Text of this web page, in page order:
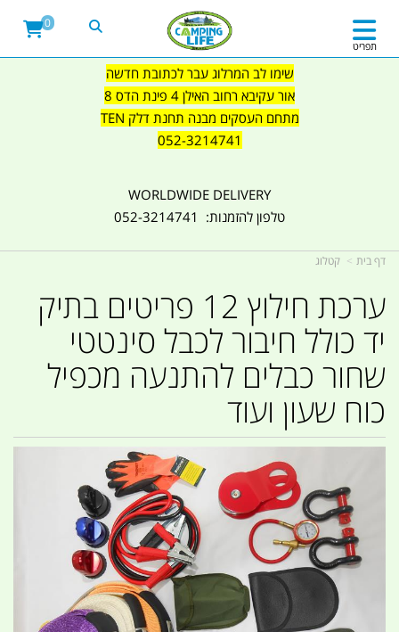
שימו לב המרלוג עבר לכתובת חדשה
אור עקיבא רחוב האילן 4 פינת הדס 8
מתחם העסקים מבנה תחנת דלק TEN
052-3214741
WORLDWIDE DELIVERY
טלפון להזמנות: 052-3214741
תפריט
0
דף בית קטלוג
ערכת חילוץ 12 פריטים בתיק
יד כולל חיבור לכבל סינטטי
שחור כבלים להתנעה מכפיל
כוח שעון ועוד